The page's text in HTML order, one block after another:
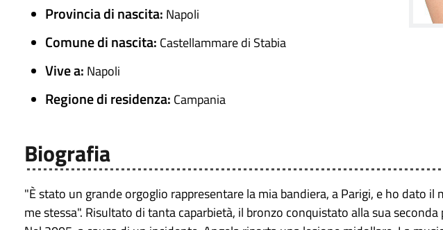
Provincia di nascita: Napoli
Comune di nascita: Castellammare di Stabia
Vive a: Napoli
Regione di residenza: Campania
Biografia
"È stato un grande orgoglio rappresentare la mia bandiera, a Parigi, e ho dato
me stessa". Risultato di tanta caparbietà, il bronzo conquistato alla sua